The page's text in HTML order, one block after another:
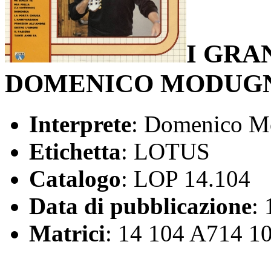
I
DOMENICO
Interprete: Domenico
Etichetta: LOTUS
Catalogo: LOP 14.104
Data di pubblicazione:
Matrici: 14 104 A714